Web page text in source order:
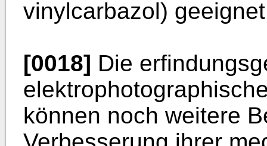
vinylcarbazol)
[0018] Die
können noch weitere